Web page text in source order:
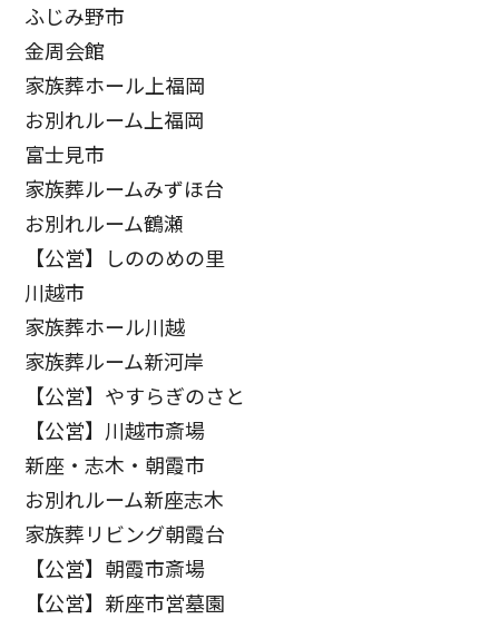
ふじみ野市
金周会館
家族葬ホール上福岡
お別れルーム上福岡
富士見市
家族葬ルームみずほ台
お別れルーム鶴瀬
【公営】しののめの里
川越市
家族葬ホール川越
家族葬ルーム新河岸
【公営】やすらぎのさと
【公営】川越市斎場
新座・志木・朝霞市
お別れルーム新座志木
家族葬リビング朝霞台
【公営】朝霞市斎場
【公営】新座市営墓園